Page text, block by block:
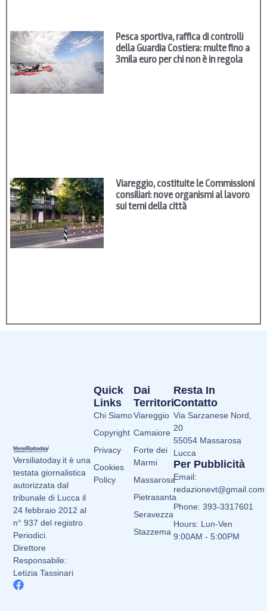
Pesca sportiva, raffica di controlli
della Guardia Costiera: multe fino a
3mila euro per chi non è in regola
Viareggio, costituite le Commissioni
consiliari: nove organismi al lavoro
sui temi della città
Versiliatoday.it è una
testata giornalistica
autorizzata dal
tribunale di Lucca il
24 febbraio 2012 al
n° 937 del registro
Periodici.
Direttore
Responsabile:
Letizia Tassinari
Dai
Territori
Viareggio
Camaiore
Forte dei
Marmi
Massarosa
Pietrasanta
Seravezza
Stazzema
Quick
Links
Chi Siamo
Copyright
Privacy
Cookies
Policy
Resta In
Contatto
Via Sarzanese Nord,
20
55054 Massarosa
Lucca
Per Pubblicità
Email:
redazionevt@gmail.com
Phone: 393-3317601
Hours: Lun-Ven
9:00AM - 5:00PM